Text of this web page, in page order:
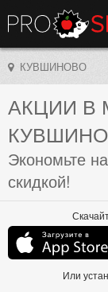
КУВШИНОВО
АКЦИИ В
Экономьте
скидкой!
Или